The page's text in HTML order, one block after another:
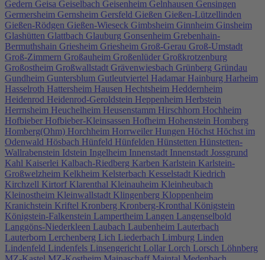
Gedern Geisa Geiselbach Geisenheim Gelnhausen Gensingen
Germersheim Gernsheim Gersfeld Gießen Gießen-Lützellinden
Gießen-Rödgen Gießen-Wieseck Gimbsheim Ginnheim Ginsheim
Glashütten Glattbach Glauburg Gonsenheim Grebenhain-
Bermuthshain Griesheim Griesheim Groß-Gerau Groß-Umstadt
Groß-Zimmern Großauheim Großenlüder Großkrotzenburg
Großostheim Großwallstadt Grävenwiesbach Grünberg Gründau
Gundheim Guntersblum Gutleutviertel Hadamar Hainburg Harheim
Hasselroth Hattersheim Hausen Hechtsheim Heddernheim
Heidenrod Heidenrod-Geroldstein Heppenheim Herbstein
Herrnsheim Heuchelheim Heusenstamm Hirschhorn Hochheim
Hofbieber Hofbieber-Kleinsassen Hofheim Hohenstein Homberg
Homberg(Ohm) Horchheim Horrweiler Hungen Höchst Höchst im
Odenwald Hösbach Hünfeld Hünfelden Hünstetten Hünstetten-
Wallrabenstein Idstein Ingelheim Innenstadt Innenstadt Jossgrund
Kahl Kaiserlei Kalbach-Riedberg Karben Karlstein Karlstein-
Großwelzheim Kelkheim Kelsterbach Kesselstadt Kiedrich
Kirchzell Kirtorf Klarenthal Kleinauheim Kleinheubach
Kleinostheim Kleinwallstadt Klingenberg Kloppenheim
Kranichstein Kriftel Kronberg Kronberg-Kronthal Königstein
Königstein-Falkenstein Lampertheim Langen Langenselbold
Langgöns-Niederkleen Laubach Laubenheim Lauterbach
Lauterborn Lerchenberg Lich Liederbach Limburg Linden
Lindenfeld Lindenfels Linsengericht Lollar Lorch Lorsch Löhnberg